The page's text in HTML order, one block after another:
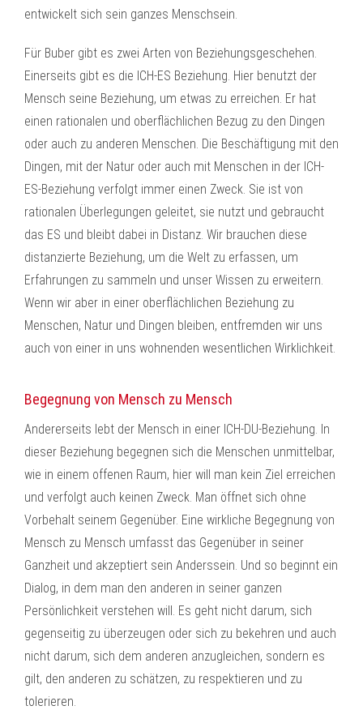
entwickelt sich sein ganzes Menschsein.
Für Buber gibt es zwei Arten von Beziehungsgeschehen.
Einerseits gibt es die ICH-ES Beziehung. Hier benutzt der
Mensch seine Beziehung, um etwas zu erreichen. Er hat
einen rationalen und oberflächlichen Bezug zu den Dingen
oder auch zu anderen Menschen. Die Beschäftigung mit den
Dingen, mit der Natur oder auch mit Menschen in der ICH-
ES-Beziehung verfolgt immer einen Zweck. Sie ist von
rationalen Überlegungen geleitet, sie nutzt und gebraucht
das ES und bleibt dabei in Distanz. Wir brauchen diese
distanzierte Beziehung, um die Welt zu erfassen, um
Erfahrungen zu sammeln und unser Wissen zu erweitern.
Wenn wir aber in einer oberflächlichen Beziehung zu
Menschen, Natur und Dingen bleiben, entfremden wir uns
auch von einer in uns wohnenden wesentlichen Wirklichkeit.
Begegnung von Mensch zu Mensch
Andererseits lebt der Mensch in einer ICH-DU-Beziehung. In
dieser Beziehung begegnen sich die Menschen unmittelbar,
wie in einem offenen Raum, hier will man kein Ziel erreichen
und verfolgt auch keinen Zweck. Man öffnet sich ohne
Vorbehalt seinem Gegenüber. Eine wirkliche Begegnung von
Mensch zu Mensch umfasst das Gegenüber in seiner
Ganzheit und akzeptiert sein Anderssein. Und so beginnt ein
Dialog, in dem man den anderen in seiner ganzen
Persönlichkeit verstehen will. Es geht nicht darum, sich
gegenseitig zu überzeugen oder sich zu bekehren und auch
nicht darum, sich dem anderen anzugleichen, sondern es
gilt, den anderen zu schätzen, zu respektieren und zu
tolerieren.